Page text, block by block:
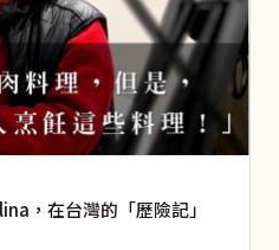
，在台灣的「歷險記」